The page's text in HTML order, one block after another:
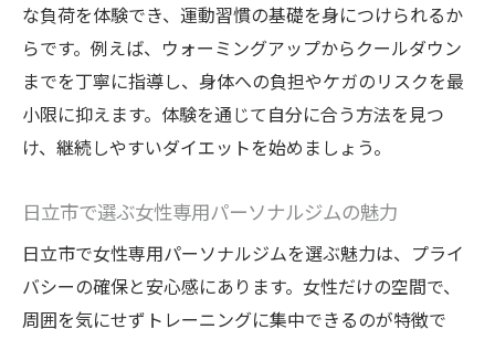
な負荷を体験でき、運動習慣の基礎を身につけられるか
らです。例えば、ウォーミングアップからクールダウン
までを丁寧に指導し、身体への負担やケガのリスクを最
小限に抑えます。体験を通じて自分に合う方法を見つ
け、継続しやすいダイエットを始めましょう。
日立市で選ぶ女性専用パーソナルジムの魅力
日立市で女性専用パーソナルジムを選ぶ魅力は、プライ
バシーの確保と安心感にあります。女性だけの空間で、
周囲を気にせずトレーニングに集中できるのが特徴で